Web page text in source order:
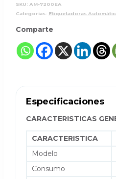
SKU: AM-7200EA
Categorías: Etiquetadoras
Comparte
Especificaciones
CARACTERISTICAS
CARACTERISTICA
Modelo
Consumo